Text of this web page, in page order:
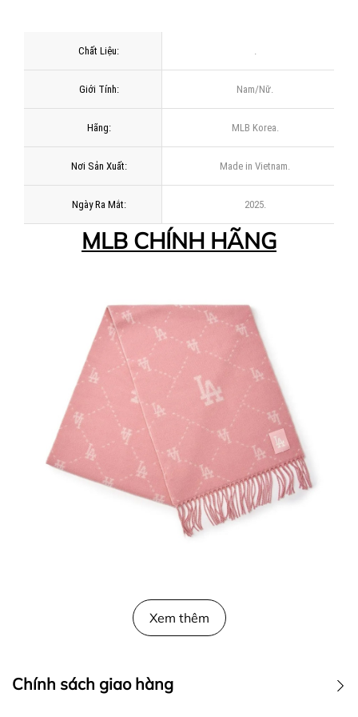
Chất Liệu: .
Giới Tính: Nam/Nữ.
Hãng: MLB Korea.
Nơi Sản Xuất: Made in Vietnam.
Ngày Ra Mắt: 2025.
MLB CHÍNH HÃNG
Xem thêm
Chính sách giao hàng